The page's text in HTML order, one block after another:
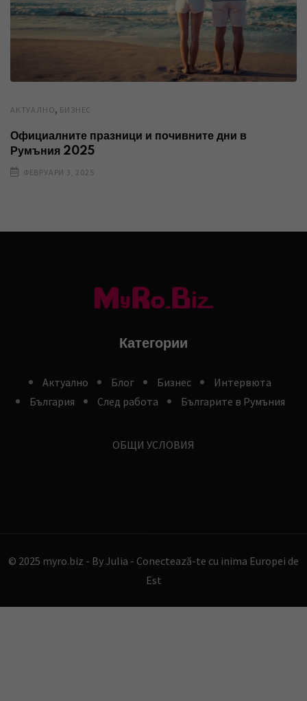
AКТУАЛНО, БИЗНЕС
Официалните празници и почивните дни в
Румъния 2025
ФЕВРУАРИ 3, 2025
Категории
Aктуално Блог Бизнес
Интервюта
България
След работа Българите в Румъния
ОБЩИ УСЛОВИЯ
© 2025 myro.biz - By Julia - Conectează-te cu inima Europei de
Est